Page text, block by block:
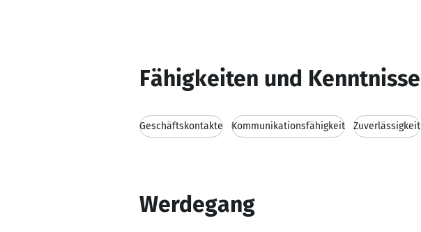
Fähigkeiten und Kenntnisse
Geschäftskontakte Kommunikationsfähigkeit Zuverlässigkeit
Werdegang